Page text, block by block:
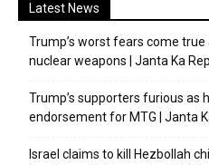
Latest News
Trump’s worst fears come
nuclear weapons | Janta Ka
Trump’s supporters furious as
endorsement for MTG | Janta
Israel claims to kill Hezbollah